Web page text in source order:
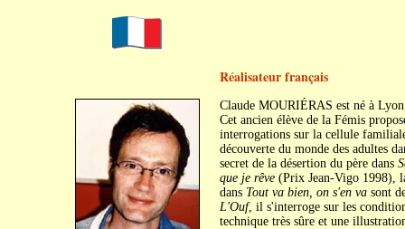
Réalisateur français
Claude MOURIÉRAS est né à
Cet ancien élève de la Fémis
interrogations sur la cellule
découverte du monde des adultes
secret de la désertion du père dans
que je rêve(Prix Jean-Vigo 1998),
dans Tout va bien, on s'en vasont
L'Ouf, il s'interroge sur les
technique très sûre et une